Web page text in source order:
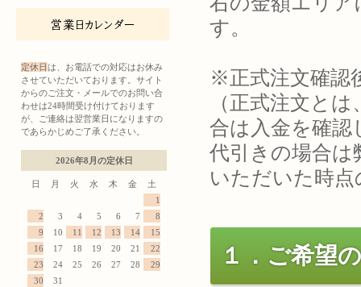
定休日は、お電話での対応はお休み
させていただいております。サイト
からのご注文・メールでのお問い合
わせは24時間受け付けております
が、ご連絡は翌営業日になりますの
であらかじめご了承ください。
2026年8月の定休日
日 月 火 水 木 金
土
1
2
3 4 5 6 7
8
9
10 11 12 13 14
15
16
17 18 19 20 21
22
23
24 25 26 27 28
29
30
31
す。
※正式注文確認
（正式注文と
合は入金を確認
代引きの場合は
いただいた時
１．ご希望